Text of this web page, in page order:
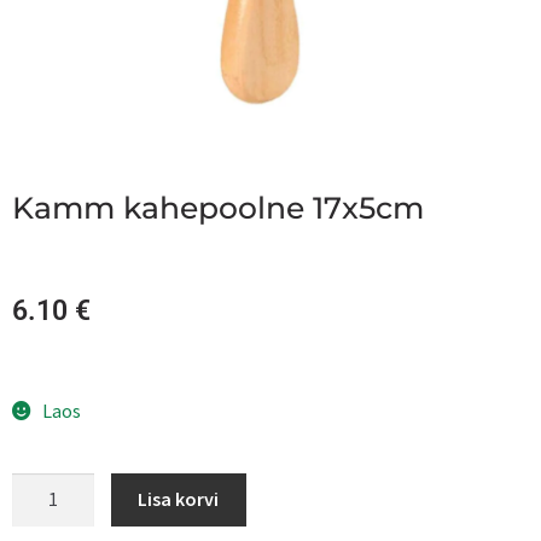
Kamm kahepoolne 17x5cm
6.10 €
Laos
Lisa korvi